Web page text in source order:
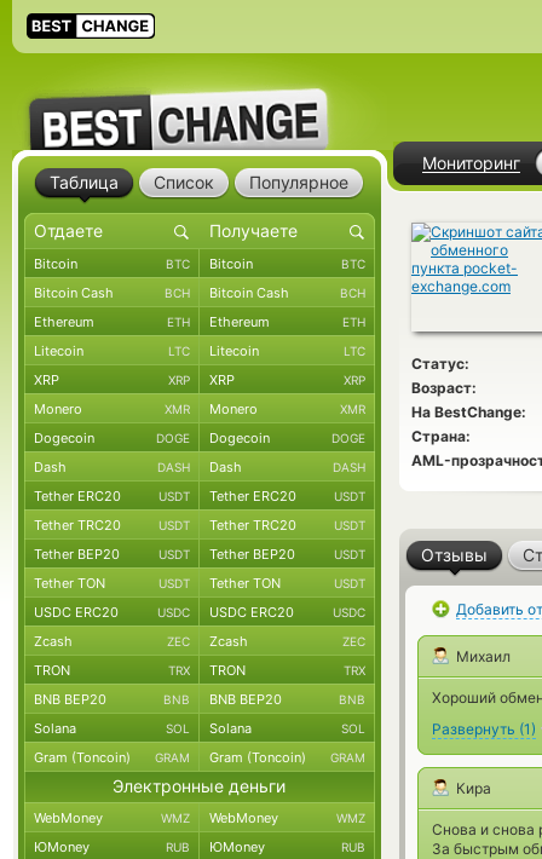
Мониторинг
Статус:
Возраст:
На BestChange:
Страна:
AML-
Отзывы
Добавить
Михаил
Хороший
Развернуть (1)
Кира
Снова и снова
За быстрым
Таблица Список Популярное
Bitcoin BTC Bitcoin BTC
Bitcoin Cash BCH Bitcoin Cash BCH
Ethereum ETH Ethereum ETH
Litecoin LTC Litecoin LTC
XRP XRP XRP XRP
Monero XMR Monero XMR
Dogecoin DOGE Dogecoin DOGE
Dash DASH Dash DASH
Tether ERC20 USDT Tether ERC20 USDT
Tether TRC20 USDT Tether TRC20 USDT
Tether BEP20 USDT Tether BEP20 USDT
Tether TON USDT Tether TON USDT
USDC ERC20 USDC USDC ERC20 USDC
Zcash ZEC Zcash ZEC
TRON TRX TRON TRX
BNB BEP20 BNB BNB BEP20 BNB
Solana SOL Solana SOL
Gram (Toncoin) GRAM Gram (Toncoin) GRAM
Электронные деньги
WebMoney WMZ WebMoney WMZ
ЮMoney RUB ЮMoney RUB